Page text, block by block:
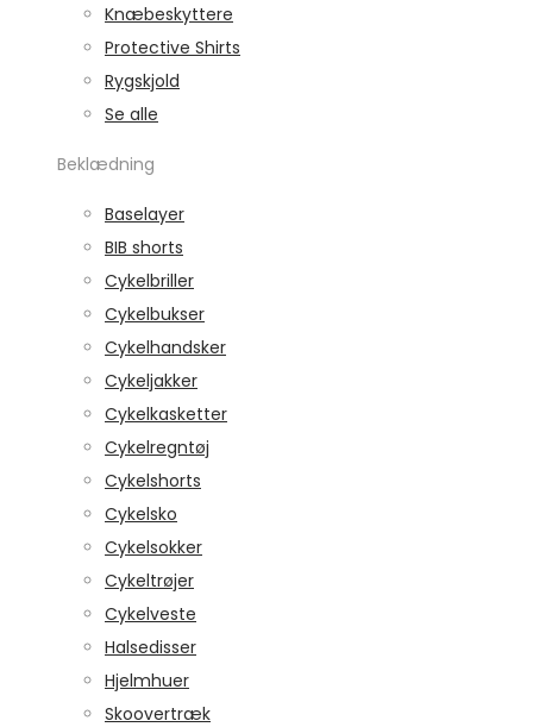
Knæbeskyttere
Protective Shirts
Rygskjold
Se alle
Beklædning
Baselayer
BIB shorts
Cykelbriller
Cykelbukser
Cykelhandsker
Cykeljakker
Cykelkasketter
Cykelregntøj
Cykelshorts
Cykelsko
Cykelsokker
Cykeltrøjer
Cykelveste
Halsedisser
Hjelmhuer
Skoovertræk